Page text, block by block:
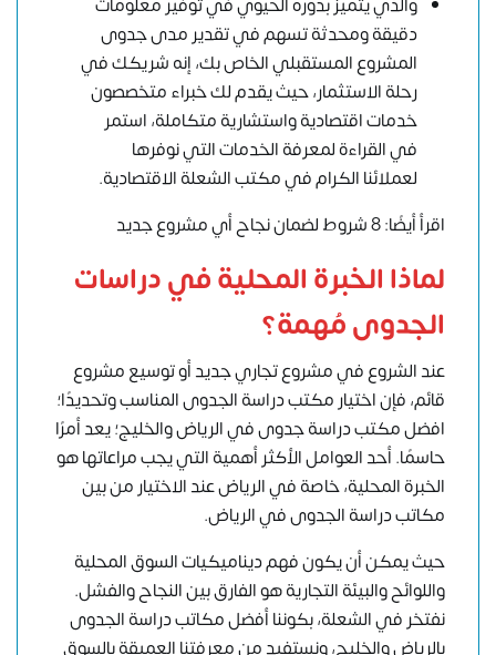
والذي يتميز بدوره الحيوي في توفير معلومات
دقيقة ومحدثة تسهم في تقدير مدى جدوى
المشروع المستقبلي الخاص بك، إنه شريكك في
رحلة الاستثمار، حيث يقدم لك خبراء متخصصون
خدمات اقتصادية واستشارية متكاملة، استمر
في القراءة لمعرفة الخدمات التي نوفرها
لعملائنا الكرام في مكتب الشعلة الاقتصادية.
اقرأ أيضًا: 8 شروط لضمان نجاح أي مشروع جديد
لماذا الخبرة المحلية في دراسات
الجدوى مُهمة؟
عند الشروع في مشروع تجاري جديد أو توسيع مشروع
قائم، فإن اختيار مكتب دراسة الجدوى المناسب وتحديدًا؛
افضل مكتب دراسة جدوى في الرياض والخليج؛ يعد أمرًا
حاسمًا. أحد العوامل الأكثر أهمية التي يجب مراعاتها هو
الخبرة المحلية، خاصة في الرياض عند الاختيار من بين
مكاتب دراسة الجدوى في الرياض.
حيث يمكن أن يكون فهم ديناميكيات السوق المحلية
واللوائح والبيئة التجارية هو الفارق بين النجاح والفشل.
نفتخر في الشعلة، بكوننا أفضل مكاتب دراسة الجدوى
بالرياض والخليج، ونستفيد من معرفتنا العميقة بالسوق